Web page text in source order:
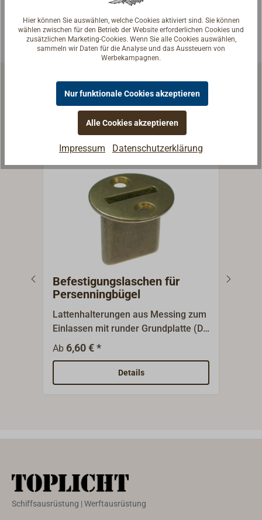
Weitere Artikel aus der
Kategorie Segeltuch, Planen
& Zubehör
Befestigungslaschen für
Persenningbügel
Lattenhalterungen aus Messing zum
Einlassen mit runder Grundplatte (D
30 mm).Oberfläche poliert oder
verchromt.Für Latten 18 x 2 mm.
Ab 6,60 € *
Details
Schiffsausrüstung | Werftausrüstung
Hier können Sie auswählen, welche Cookies aktiviert sind. Sie können
wählen zwischen für den Betrieb der Website erforderlichen Cookies und
zusätzlichen Marketing-Cookies. Wenn Sie alle Cookies auswählen,
sammeln wir Daten für die Analyse und das Aussteuern von
Werbekampagnen.
Nur funktionale Cookies akzeptieren
Alle Cookies akzeptieren
Impressum Datenschutzerklärung